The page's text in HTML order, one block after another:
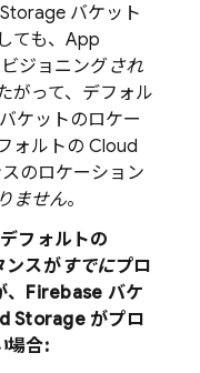
バケット
も、 App
ジョニングされ
がって、デフォル
バケットのロケー
ォルトの Cloud
のロケーション
ません。
デフォルトの
スがすでにプロ
、Firebase バケ
Storageがプロ
場合: